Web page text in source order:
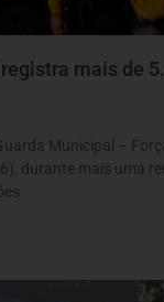
mais de
Municipal –
durante mais uma